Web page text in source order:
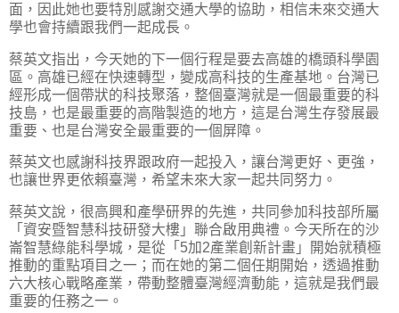
面，因此她也要特別感謝交通大學的協助，相信未來交通大
學也會持續跟我們一起成長。
蔡英文指出，今天她的下一個行程是要去高雄的橋頭科學園
區。高雄已經在快速轉型，變成高科技的生產基地。台灣已
經形成一個帶狀的科技聚落，整個臺灣就是一個最重要的科
技島，也是最重要的高階製造的地方，這是台灣生存發展最
重要、也是台灣安全最重要的一個屏障。
蔡英文也感謝科技界跟政府一起投入，讓台灣更好、更強，
也讓世界更依賴臺灣，希望未來大家一起共同努力。
蔡英文說，很高興和產學研界的先進，共同參加科技部所屬
「資安暨智慧科技研發大樓」聯合啟用典禮。今天所在的沙
崙智慧綠能科學城，是從「5加2產業創新計畫」開始就積極
推動的重點項目之一；而在她的第二個任期開始，透過推動
六大核心戰略產業，帶動整體臺灣經濟動能，這就是我們最
重要的任務之一。